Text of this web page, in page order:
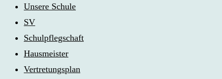
Unsere Schule
SV
Schulpflegschaft
Hausmeister
Vertretungsplan